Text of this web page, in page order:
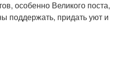
особенно Великого поста,
поддержать, придать уют и